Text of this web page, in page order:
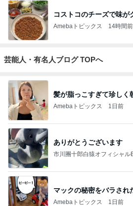
コストコのチーズで味が
Amebaトピックス 14時間前
芸能人・有名人ブログ TOPへ
髪が脂っこすぎて珍しく
Amebaトピックス 1日前
ありがとうございます
市川團十郎白猿オフィシャル
マックの秘密をバラされ
Amebaトピックス 1日前